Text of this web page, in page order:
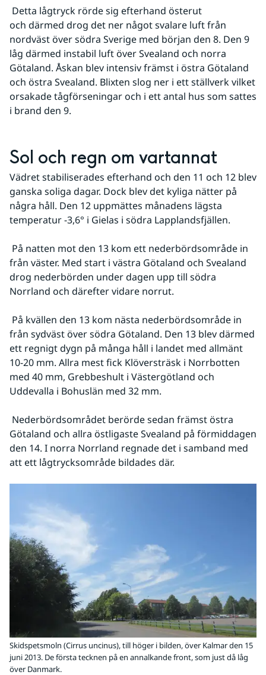
och därmed drog det ner något svalare luft från
nordväst över södra Sverige med början den 8. Den 9
låg därmed instabil luft över Svealand och norra
Götaland. Åskan blev intensiv främst i östra Götaland
och östra Svealand. Blixten slog ner i ett ställverk vilket
orsakade tågförseningar och i ett antal hus som sattes
i brand den 9.
Sol och regn om vartannat
Vädret stabiliserades efterhand och den 11 och 12 blev
ganska soliga dagar. Dock blev det kyliga nätter på
några håll. Den 12 uppmättes månadens lägsta
temperatur -3,6° i Gielas i södra Lapplandsfjällen.
från väster. Med start i västra Götaland och Svealand
drog nederbörden under dagen upp till södra
Norrland och därefter vidare norrut.
från sydväst över södra Götaland. Den 13 blev därmed
ett regnigt dygn på många håll i landet med allmänt
10-20 mm. Allra mest fick Klöversträsk i Norrbotten
med 40 mm, Grebbeshult i Västergötland och
Uddevalla i Bohuslän med 32 mm.
Götaland och allra östligaste Svealand på förmiddagen
den 14. I norra Norrland regnade det i samband med
att ett lågtrycksområde bildades där.
Skidspetsmoln (Cirrus uncinus), till höger i bilden, över Kalmar den 15
juni 2013. De första tecknen på en annalkande front, som just då låg
över Danmark.